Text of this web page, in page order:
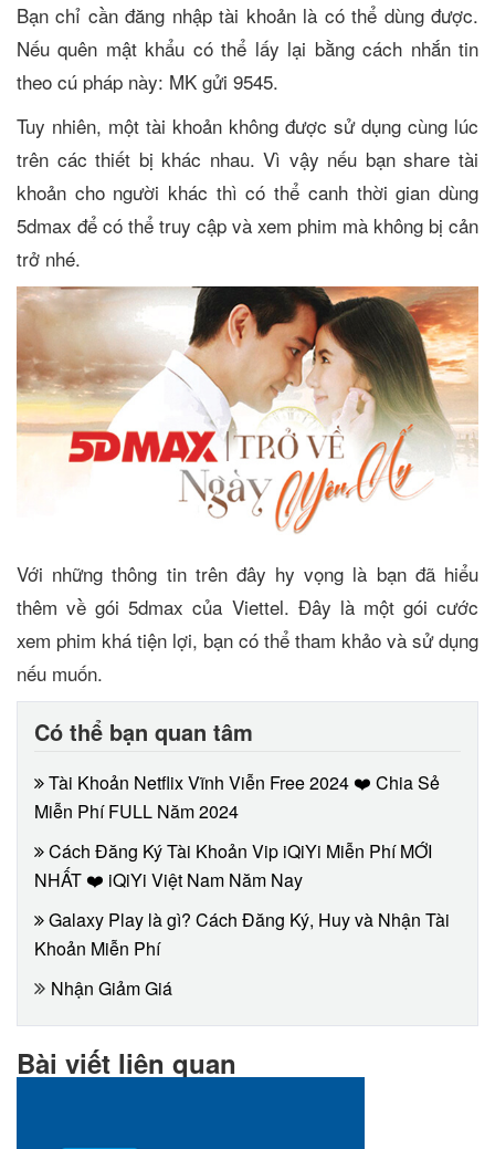
Bạn chỉ cần đăng nhập tài khoản là có thể dùng được.
Nếu quên mật khẩu có thể lấy lại bằng cách nhắn tin
theo cú pháp này: MK gửi 9545.
Tuy nhiên, một tài khoản không được sử dụng cùng lúc
trên các thiết bị khác nhau. Vì vậy nếu bạn share tài
khoản cho người khác thì có thể canh thời gian dùng
5dmax để có thể truy cập và xem phim mà không bị cản
trở nhé.
Với những thông tin trên đây hy vọng là bạn đã hiểu
thêm về gói 5dmax của Viettel. Đây là một gói cước
xem phim khá tiện lợi, bạn có thể tham khảo và sử dụng
nếu muốn.
Có thể bạn quan tâm
Tài Khoản Netflix Vĩnh Viễn Free 2024 ❤️ Chia Sẻ
Miễn Phí FULL Năm 2024
Cách Đăng Ký Tài Khoản Vip iQiYi Miễn Phí MỚI
NHẤT ❤️ iQiYi Việt Nam Năm Nay
Galaxy Play là gì? Cách Đăng Ký, Huy và Nhận Tài
Khoản Miễn Phí
Nhận Giảm Giá
Bài viết liên quan